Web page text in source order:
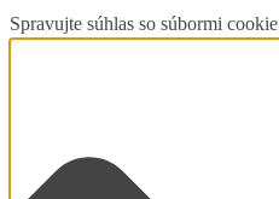
Spravujte súhlas so súbormi cookie